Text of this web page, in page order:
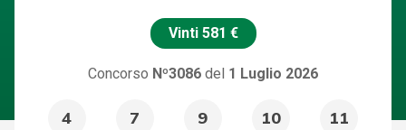
Vinti 581 €
Concorso Nº3086 del 1 Luglio 2026
4 7 9 10 11